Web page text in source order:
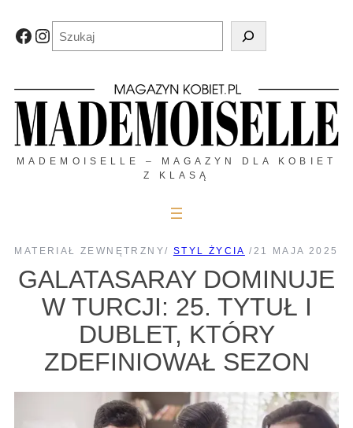
treściFacebook
Instagram
MADEMOISELLE – MAGAZYN DLA KOBIET
Z KLASĄ
MATERIAŁ ZEWNĘTRZNY/ STYL ŻYCIA / 21 MAJA 2025
GALATASARAY DOMINUJE
W TURCJI: 25. TYTUŁ I
DUBLET, KTÓRY
ZDEFINIOWAŁ SEZON